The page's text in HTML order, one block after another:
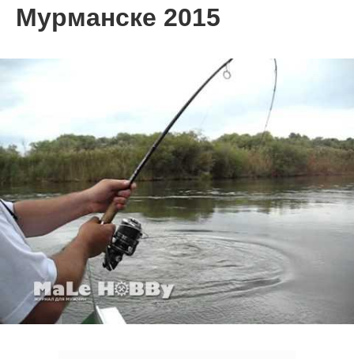
Мурманске 2015